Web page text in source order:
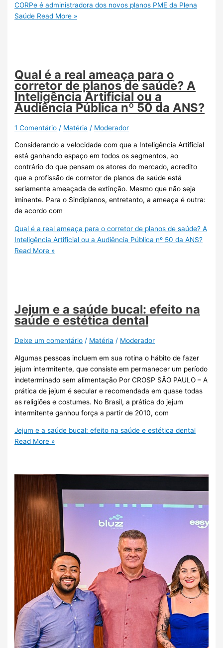
CORPe é administradora dos novos planos PME da Plena
Saúde Read More »
Qual é a real ameaça para o
corretor de planos de saúde? A
Inteligência Artificial ou a
Audiência Pública nº 50 da ANS?
1 Comentário / Matéria / Moderador
Considerando a velocidade com que a Inteligência Artificial
está ganhando espaço em todos os segmentos, ao
contrário do que pensam os atores do mercado, acredito
que a profissão de corretor de planos de saúde está
seriamente ameaçada de extinção. Mesmo que não seja
iminente. Para o Sindiplanos, entretanto, a ameaça é outra:
de acordo com
Qual é a real ameaça para o corretor de planos de saúde? A
Inteligência Artificial ou a Audiência Pública nº 50 da ANS?
Read More »
Jejum e a saúde bucal: efeito na
saúde e estética dental
Deixe um comentário / Matéria / Moderador
Algumas pessoas incluem em sua rotina o hábito de fazer
jejum intermitente, que consiste em permanecer um período
indeterminado sem alimentação Por CROSP SÃO PAULO – A
prática de jejum é secular e recomendada em quase todas
as religiões e costumes. No Brasil, a prática do jejum
intermitente ganhou força a partir de 2010, com
Jejum e a saúde bucal: efeito na saúde e estética dental
Read More »